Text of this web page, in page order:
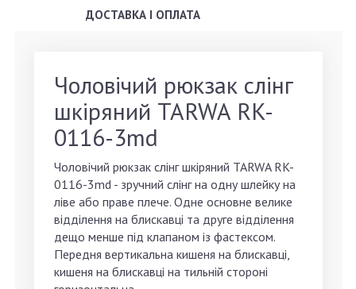
ДОСТАВКА І ОПЛАТА
Чоловічий рюкзак слінг
шкіряний TARWA RK-
0116-3md
Чоловічий рюкзак слінг шкіряний TARWA RK-
0116-3md - зручний слінг на одну шлейку на
ліве або праве плече. Одне основне велике
відділення на блискавці та друге відділення
дещо менше під клапаном із фастексом.
Передня вертикальна кишеня на блискавці,
кишеня на блискавці на тильній стороні